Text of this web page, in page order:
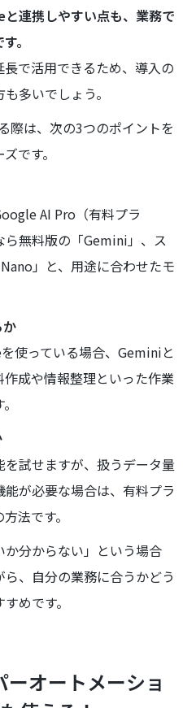
連携しやすい点も、業務で
。
で活用できるため、導入の
多いでしょう。
際は、次の3つのポイントを
です。
AI Pro（有料プラ
ら無料版の「Gemini」、ス
」と、用途に合わせたモ
使っている場合、Geminiと
成や情報整理といった作業
試せますが、扱うデータ量
が必要な場合は、有料プラ
法です。
か分からない」という場合
、自分の業務に合うかどう
めです。
オートメーショ